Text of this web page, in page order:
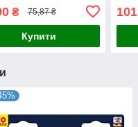
₴ 75,87 ₴
Купити